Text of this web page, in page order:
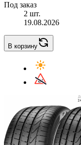
Под заказ
2 шт.
19.08.2026
В корзину